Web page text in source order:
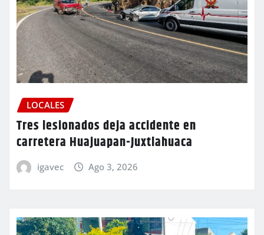
LOCALES
Tres lesionados deja accidente en
carretera Huajuapan-Juxtlahuaca
igavec Ago 3, 2026